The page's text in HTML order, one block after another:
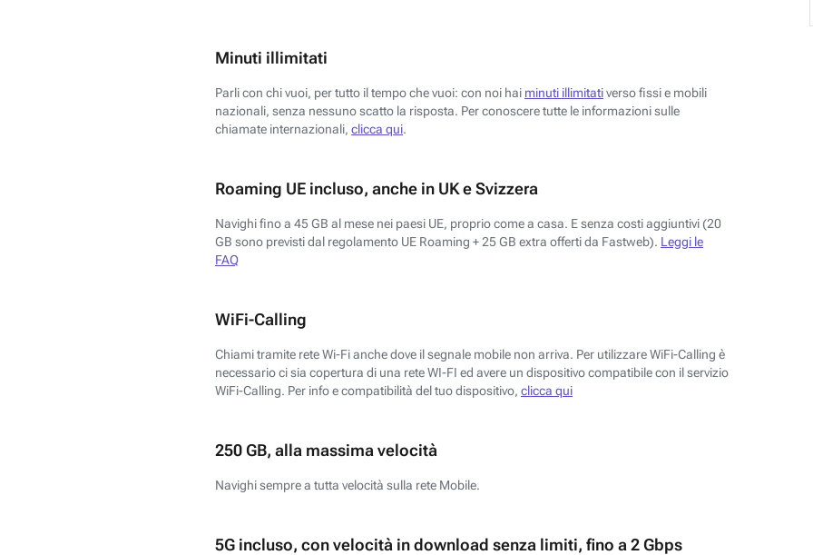
Minuti illimitati
Parli con chi vuoi, per tutto il tempo che vuoi: con noi hai minuti illimitativerso fissi e mobili
nazionali, senza nessuno scatto la risposta. Per conoscere tutte le informazioni sulle
chiamate internazionali, clicca qui.
Roaming UE incluso, anche in UK e Svizzera
Navighi fino a 45 GB al mese nei paesi UE, proprio come a casa. E senza costi aggiuntivi (20
GB sono previsti dal regolamento UE Roaming + 25 GB extra offerti da Fastweb). Leggi le
FAQ
WiFi-Calling
Chiami tramite rete Wi-Fi anche dove il segnale mobile non arriva. Per utilizzare WiFi-Calling è
necessario ci sia copertura di una rete WI-FI ed avere un dispositivo compatibile con il servizio
WiFi-Calling. Per info e compatibilità del tuo dispositivo, clicca qui
250 GB, alla massima velocità
Navighi sempre a tutta velocità sulla rete Mobile.
5G incluso, con velocità in download senza limiti, fino a 2 Gbps